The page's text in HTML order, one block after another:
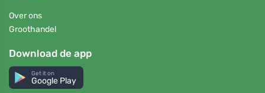
Over ons
Groothandel
Download de app
Get it on
Google Play